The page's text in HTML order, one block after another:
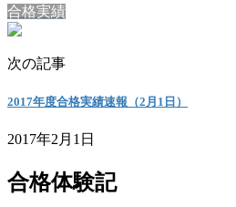
合格実績
次の記事
2017年度合格実績速報（2月1日）
2017年2月1日
合格体験記